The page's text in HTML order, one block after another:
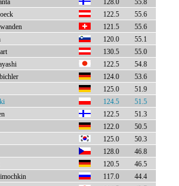
128.0
55.8
122.5
55.6
121.5
55.6
120.0
55.1
130.5
55.0
122.5
54.8
124.0
53.6
125.0
51.9
124.5
51.5
122.5
51.3
122.0
50.5
125.0
50.3
128.0
46.8
120.5
46.5
117.0
44.4